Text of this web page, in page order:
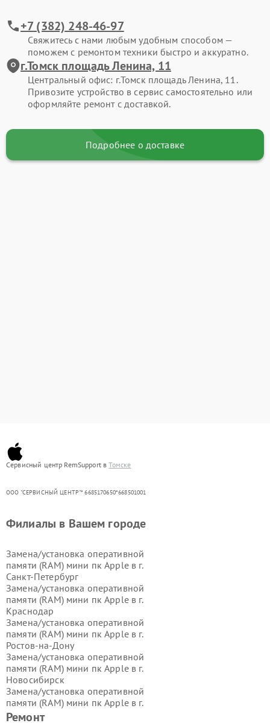
+7 (382) 248-46-97
Свяжитесь с нами любым удобным способом —
поможем с ремонтом техники быстро и аккуратно.
г.Томск площадь Ленина, 11
Центральный офис: г.Томск площадь Ленина, 11.
Привозите устройство в сервис самостоятельно или
оформляйте ремонт с доставкой.
Подробнее о доставке
Сервисный центр RemSupport вТомске
ООО "СЕРВИСНЫЙ ЦЕНТР"* 6685170650*668501001
Ремонт
Филиалы в Вашем городе
Замена/установка оперативной
памяти (RAM) мини пк Apple в г.
Санкт-Петербург
Замена/установка оперативной
памяти (RAM) мини пк Apple в г.
Краснодар
Замена/установка оперативной
памяти (RAM) мини пк Apple в г.
Ростов-на-Дону
Замена/установка оперативной
памяти (RAM) мини пк Apple в г.
Новосибирск
Замена/установка оперативной
памяти (RAM) мини пк Apple в г.
Екатеринбург